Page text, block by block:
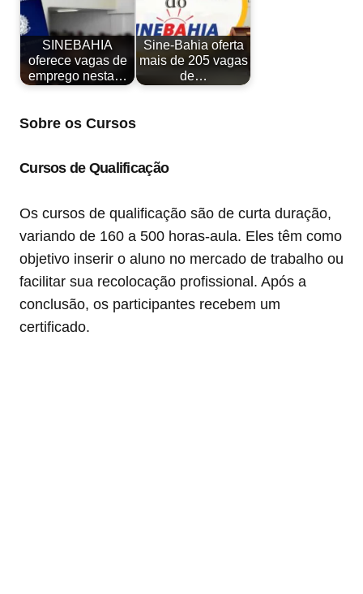
SINEBAHIA
oferece vagas de
emprego nesta…
Sine-Bahia oferta
mais de 205 vagas
de…
Sobre os Cursos
Cursos de Qualificação
Os cursos de qualificação são de curta duração,
variando de 160 a 500 horas-aula. Eles têm como
objetivo inserir o aluno no mercado de trabalho ou
facilitar sua recolocação profissional. Após a
conclusão, os participantes recebem um
certificado.